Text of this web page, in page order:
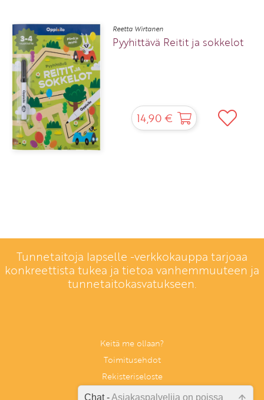
Reetta Wirtanen
Pyyhittävä Reitit ja sokkelot
14,90 €
Tunnetaitoja lapselle -verkkokauppa tarjoaa
konkreettista tukea ja tietoa vanhemmuuteen ja
tunnetaitokasvatukseen.
Keitä me ollaan?
Toimitusehdot
Rekisteriseloste
Anna palautetta
Chat -Asiakaspalvelija on poissa